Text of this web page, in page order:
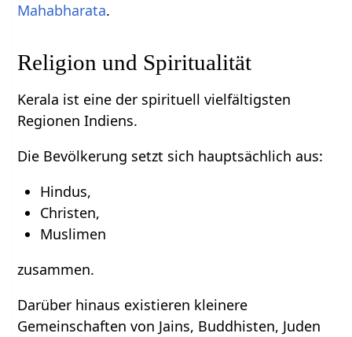
Mahabharata.
Religion und Spiritualität
Kerala ist eine der spirituell vielfältigsten
Regionen Indiens.
Die Bevölkerung setzt sich hauptsächlich aus:
Hindus,
Christen,
Muslimen
zusammen.
Darüber hinaus existieren kleinere
Gemeinschaften von Jains, Buddhisten, Juden